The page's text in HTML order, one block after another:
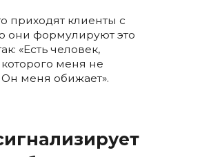
приходят клиенты с
они формулируют это
«Есть человек,
меня не
Он меня обижает».